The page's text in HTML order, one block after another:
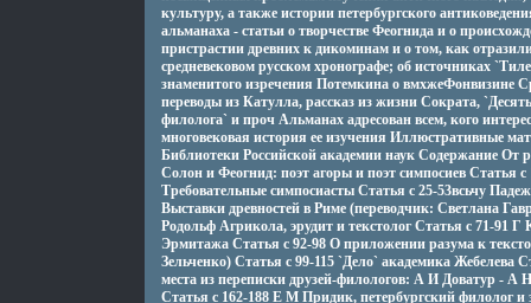
культуру, а также истории петербургского
альманаха - статьи о творчестве Феогнида и о
пристрастии древних к дикоминам и о том, как
средневековом русском хронографе; об источниках
знаменитого изречения Потемкина о вмхжеФонвизине
переводы из Катулла, рассказ из жизни Сократа, `Десять
филолога` и проч Альманах адресован всем, кого
многовековая история ее изучения Иллюстративные
Библиотеки Российской академии наук Содержание От
Солон и Феогнид: поэт агоры и поэт симпосиев Статья c
Требовательные симпосиасты Статья c 25-53всьчу
Выставки древностей в Риме (переводчик: Светлана
Родольф Агрикола, эрудит и текстолог Статья c 71-91 Г
Эрмитажа Статья c 92-98 О приложении разума к
Зельченко) Статья c 99-115 `Дело` академика Жебелева
места из переписки друзей-филологов: А И Доватур -
Статья c 162-188 Е М Придик, петербургский филолог и